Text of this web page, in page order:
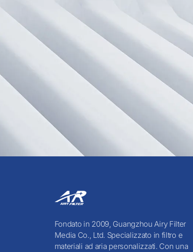
Fondato in 2009, Guangzhou Airy Filter
Media Co., Ltd. Specializzato in filtro e
materiali ad aria personalizzati. Con una